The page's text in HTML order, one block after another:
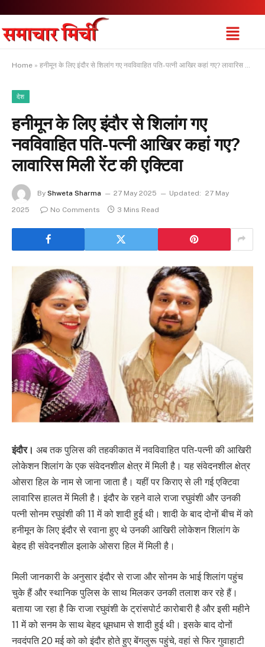
Home » हनीमून के लिए इंदौर से शिलांग गए नवविवाहित पति-पत्नी आखिर कहां गए? लावारिस मिली रेंट की एक्टिवा
देश
हनीमून के लिए इंदौर से शिलांग गए
नवविवाहित पति-पत्नी आखिर कहां गए?
लावारिस मिली रेंट की एक्टिवा
By Shweta Sharma 27 May 2025 Updated: 27 May
2025
No Comments 3 Mins Read
इंदौर। अब तक पुलिस की तहकीकात में नवविवाहित पति-पत्नी की आखिरी
लोकेशन शिलांग के एक संवेदनशील क्षेत्र में मिली है। यह संवेदनशील क्षेत्र
ओसरा हिल के नाम से जाना जाता है। यहीं पर किराए से ली गई एक्टिवा
लावारिस हालत में मिली है। इंदौर के रहने वाले राजा रघुवंशी और उनकी
पत्नी सोनम रघुवंशी की 11 में को शादी हुई थी। शादी के बाद दोनों बीच में को
हनीमून के लिए इंदौर से रवाना हुए थे उनकी आखिरी लोकेशन शिलांग के
बेहद ही संवेदनशील इलाके ओसरा हिल में मिली है।
मिली जानकारी के अनुसार इंदौर से राजा और सोनम के भाई शिलांग पहुंच
चुके हैं और स्थानिक पुलिस के साथ मिलकर उनकी तलाश कर रहे हैं।
बताया जा रहा है कि राजा रघुवंशी के ट्रांसपोर्ट कारोबारी है और इसी महीने
11 में को सनम के साथ बेहद धूमधाम से शादी हुई थी। इसके बाद दोनों
नवदंपति 20 मई को को इंदौर होते हुए बेंगलुरू पहुंचे, वहां से फिर गुवाहाटी